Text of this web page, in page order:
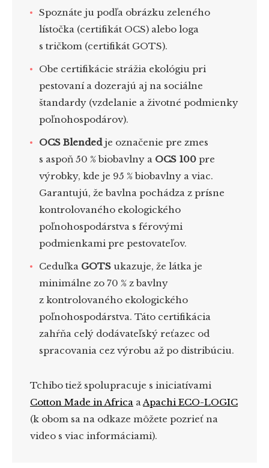
Spoznáte ju podľa obrázku zeleného
lístočka (certifikát OCS) alebo loga
s tričkom (certifikát GOTS).
Obe certifikácie strážia ekológiu pri
pestovaní a dozerajú aj na sociálne
štandardy (vzdelanie a životné podmienky
poľnohospodárov).
OCS Blendedje označenie pre zmes
s aspoň 50 % biobavlny a OCS 100 pre
výrobky, kde je 95 % biobavlny a viac.
Garantujú, že bavlna pochádza z prísne
kontrolovaného ekologického
poľnohospodárstva s férovými
podmienkami pre pestovateľov.
Ceduľka GOTS ukazuje, že látka je
minimálne zo 70 % z bavlny
z kontrolovaného ekologického
poľnohospodárstva. Táto certifikácia
zahŕňa celý dodávateľský reťazec od
spracovania cez výrobu až po distribúciu.
Tchibo tiež spolupracuje s iniciatívami
Cotton Made in Africa a Apachi ECO-LOGIC
(k obom sa na odkaze môžete pozrieť na
video s viac informáciami).